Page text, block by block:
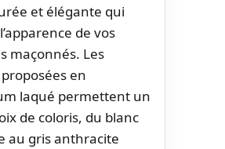
et élégante qui
de vos
maçonnés. Les
en
laqué permettent un
de coloris, du blanc
au gris anthracite